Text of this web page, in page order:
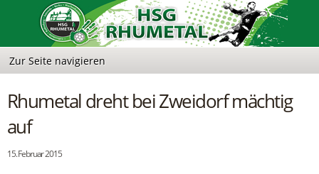
Rhumetal dreht bei Zweidorf mächtig
auf
15. Februar 2015